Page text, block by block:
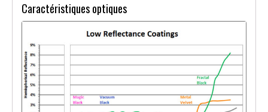
Caractéristiques optiques